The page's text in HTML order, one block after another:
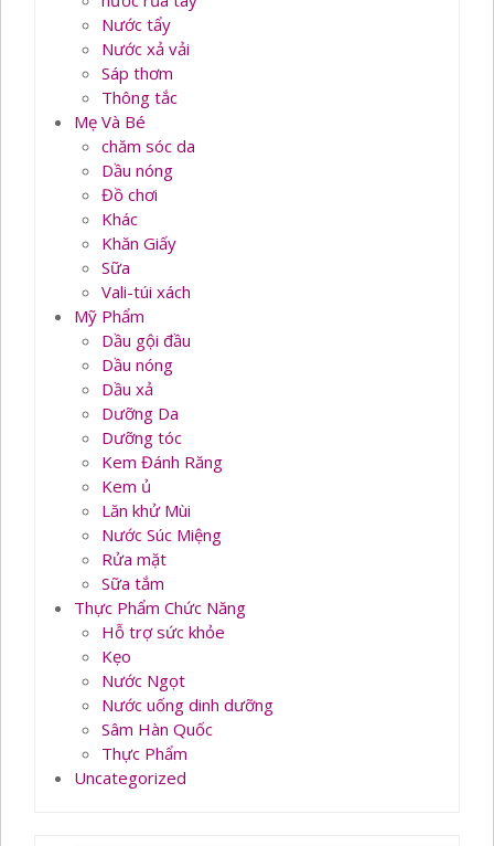
Nước tẩy
Nước xả vải
Sáp thơm
Thông tắc
Mẹ Và Bé
chăm sóc da
Dầu nóng
Đồ chơi
Khác
Khăn Giấy
Sữa
Vali-túi xách
Mỹ Phẩm
Dầu gội đầu
Dầu nóng
Dầu xả
Dưỡng Da
Dưỡng tóc
Kem Đánh Răng
Kem ủ
Lăn khử Mùi
Nước Súc Miệng
Rửa mặt
Sữa tắm
Thực Phẩm Chức Năng
Hỗ trợ sức khỏe
Kẹo
Nước Ngọt
Nước uống dinh dưỡng
Sâm Hàn Quốc
Thực Phẩm
Uncategorized